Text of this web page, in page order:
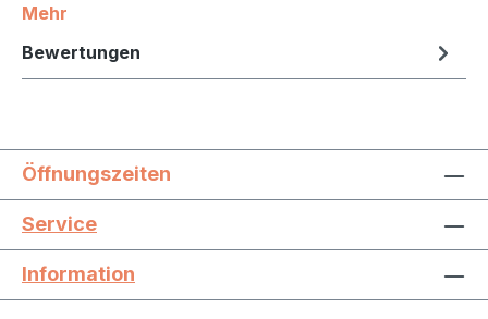
Mehr
Bewertungen
Öffnungszeiten
Service
Information